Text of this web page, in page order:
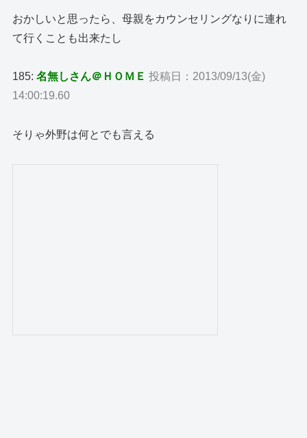
おかしいと思ったら、母親をカウンセリングなりに連れ
て行くことも出来たし
185:名無しさん＠ＨＯＭＥ 投稿日：2013/09/13(金)
14:00:19.60
そりゃ外野は何とでも言える